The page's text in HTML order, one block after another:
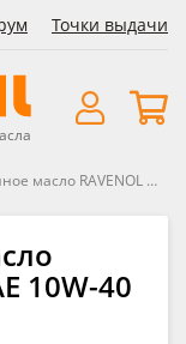
Точки выдачи
Motogear SAE 10W-40 GL-4
10W-40